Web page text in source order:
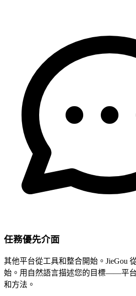
任務優先介面
其他平台從工具和整合開始。JieGou
始。用自然語言描述您的目標——平
和方法。